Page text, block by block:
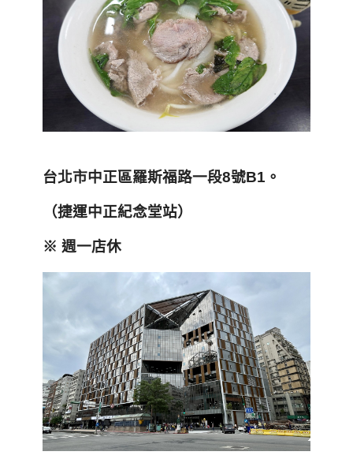
台北市中正區羅斯福路一段8號B1。
（捷運中正紀念堂站）
※ 週一店休